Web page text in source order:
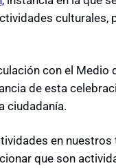
con el Medio
de esta
ciudadanía.
en
que son